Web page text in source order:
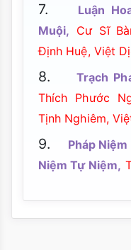
7.
Luận
Muội, Cư Sĩ
Định Huệ, Việt
8.
Trạch
Thích Phước
Tịnh Nghiêm,
9.
Pháp
Niệm Tự Niệm,